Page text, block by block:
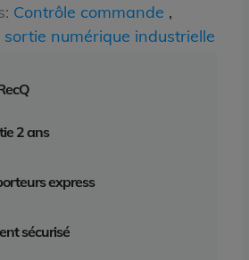
Contrôle commande ,
numérique industrielle
2 ans
express
sécurisé